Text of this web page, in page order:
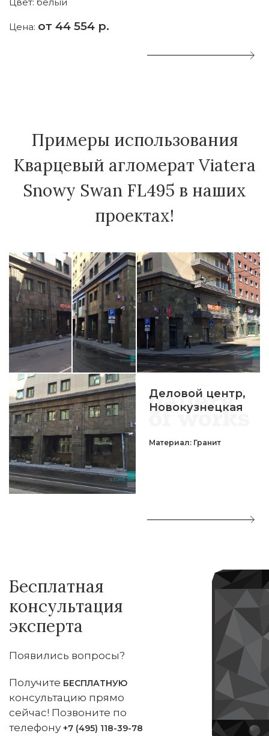
Цена: от 44 554 р.
Примеры использования
Кварцевый агломерат Viatera
Snowy Swan FL495 в наших
проектах!
Деловой центр,
Новокузнецкая
Материал: Гранит
Бесплатная
консультация
эксперта
Появились вопросы?
Получите БЕСПЛАТНУЮ
консультацию прямо
сейчас! Позвоните по
телефону +7 (495) 118-39-78